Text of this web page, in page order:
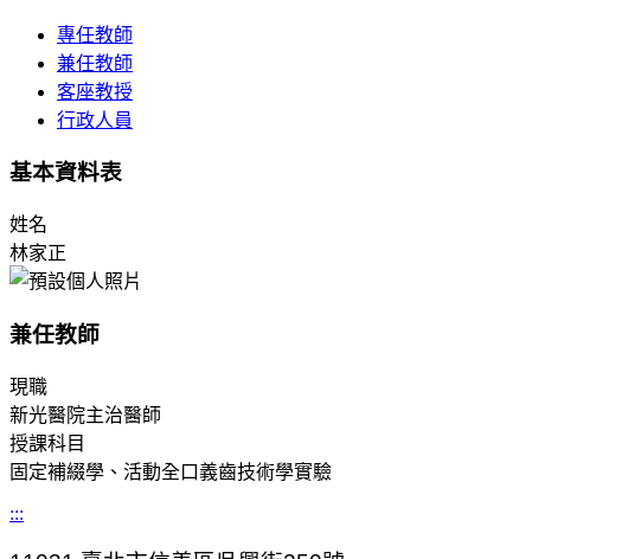
專任教師
兼任教師
客座教授
行政人員
基本資料表
姓名
林家正
兼任教師
現職
新光醫院主治醫師
授課科目
固定補綴學、活動全口義齒技術學實驗
:::